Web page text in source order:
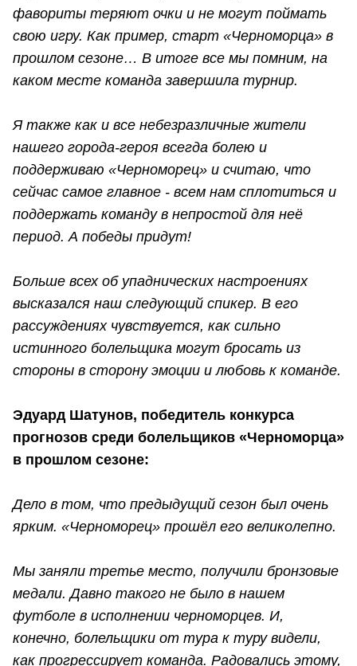
фавориты теряют очки и не могут поймать
свою игру. Как пример, старт «Черноморца» в
прошлом сезоне… В итоге все мы помним, на
каком месте команда завершила турнир.
Я также как и все небезразличные жители
нашего города-героя всегда болею и
поддерживаю «Черноморец» и считаю, что
сейчас самое главное - всем нам сплотиться и
поддержать команду в непростой для неё
период. А победы придут!
Больше всех об упаднических настроениях
высказался наш следующий спикер. В его
рассуждениях чувствуется, как сильно
истинного болельщика могут бросать из
стороны в сторону эмоции и любовь к команде.
Эдуард Шатунов, победитель конкурса
прогнозов среди болельщиков «Черноморца»
в прошлом сезоне:
Дело в том, что предыдущий сезон был очень
ярким. «Черноморец» прошёл его великолепно.
Мы заняли третье место, получили бронзовые
медали. Давно такого не было в нашем
футболе в исполнении черноморцев. И,
конечно, болельщики от тура к туру видели,
как прогрессирует команда. Радовались этому,